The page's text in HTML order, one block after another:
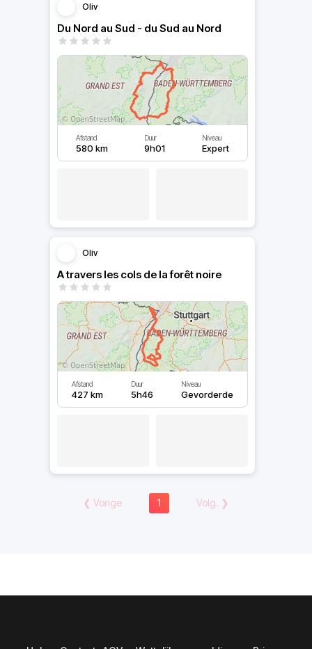
Oliv
Du Nord au Sud - du Sud au Nord
Afstand
580 km
Duur
9h01
Niveau
Expert
Oliv
A travers les cols de la forêt noire
Afstand
427 km
Duur
5h46
Niveau
Gevorderde
❮ Vorige 1 Volg. ❯